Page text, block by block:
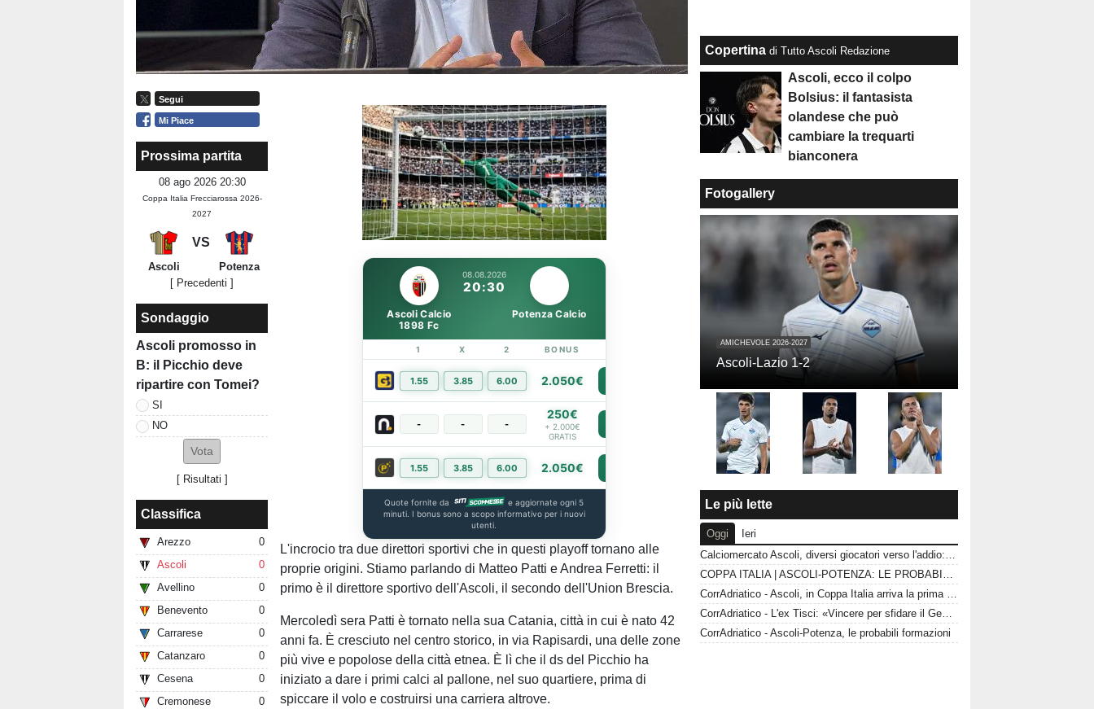
Segui
Mi Piace
Prossima partita
08 ago 2026 20:30
Coppa Italia Frecciarossa 2026-
2027
VS
Ascoli
Potenza
[ Precedenti ]
Sondaggio
Ascoli promosso in
B: il Picchio deve
ripartire con Tomei?
SI
NO
[ Risultati ]
Classifica
Arezzo
0
Ascoli
0
Avellino
0
Benevento
0
Carrarese
0
Catanzaro
0
Cesena
0
Cremonese
0
Unmute
Loaded:
100.00%
08.08.2026
20:30
Ascoli Calcio
1898 Fc
Potenza Calcio
1 X 2 BONUS
1.55 3.85 6.00 2.050€
- - -
250€
+ 2.000€
GRATIS
1.55 3.85 6.00 2.050€
Quote fornite da
e aggiornate ogni 5
minuti. I bonus sono a scopo informativo per i nuovi
utenti.
L'incrocio tra due direttori sportivi che in questi playoff tornano alle
proprie origini. Stiamo parlando di Matteo Patti e Andrea Ferretti: il
primo è il direttore sportivo dell'Ascoli, il secondo dell'Union Brescia.
Mercoledì sera Patti è tornato nella sua Catania, città in cui è nato 42
anni fa. È cresciuto nel centro storico, in via Rapisardi, una delle zone
più vive e popolose della città etnea. È lì che il ds del Picchio ha
iniziato a dare i primi calci al pallone, nel suo quartiere, prima di
spiccare il volo e costruirsi una carriera altrove.
Copertina di Tutto Ascoli Redazione
Ascoli, ecco il colpo
Bolsius: il fantasista
olandese che può
cambiare la trequarti
bianconera
Fotogallery
AMICHEVOLE 2026-2027
Ascoli-Lazio 1-2
Le più lette
Oggi
Ieri
Calciomercato Ascoli, diversi giocatori verso l'addio: le uscite che possono sbloccare il mercato
COPPA ITALIA | ASCOLI-POTENZA: LE PROBABILI FORMAZIONI
CorrAdriatico - Ascoli, in Coppa Italia arriva la prima vera prova
CorrAdriatico - L'ex Tisci: «Vincere per sfidare il Genoa»
CorrAdriatico - Ascoli-Potenza, le probabili formazioni